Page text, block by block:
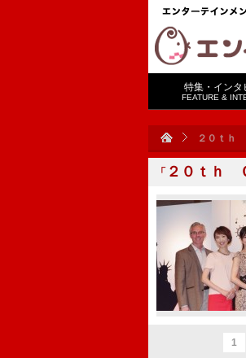
特集・インタ
FEATURE &
２０ｔｈ
「 ２０ｔｈ
1